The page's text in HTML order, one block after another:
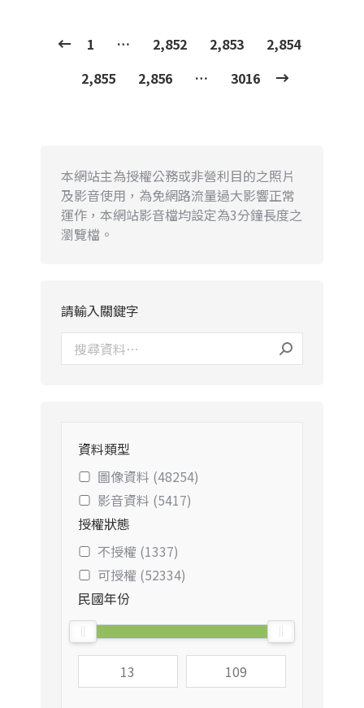
1 … 2,852 2,853
2,854
2,855
2,856 … 3016
本網站主為授權公務或非營利目的之照片
及影音使用，為免網路流量過大影響正常
運作，本網站影音檔均設定為3分鐘長度之
瀏覽檔。
請輸入關鍵字
資料類型
圖像資料 (48254)
影音資料 (5417)
授權狀態
不授權 (1337)
可授權 (52334)
民國年份